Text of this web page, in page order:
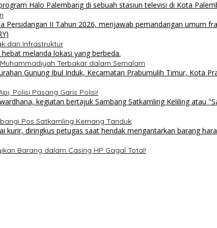
dan Infrastruktur
Terbakar dalam Semalam
Polisi Pasang Garis Polisi!
Pos Satkamling Kemang Tanduk
Barang dalam Casing HP Gagal Total!